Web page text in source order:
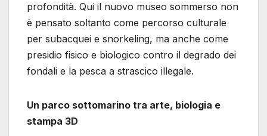
profondità. Qui il nuovo museo sommerso non
è pensato soltanto come percorso culturale
per subacquei e snorkeling, ma anche come
presidio fisico e biologico contro il degrado dei
fondali e la pesca a strascico illegale.
Un parco sottomarino tra arte, biologia e
stampa 3D